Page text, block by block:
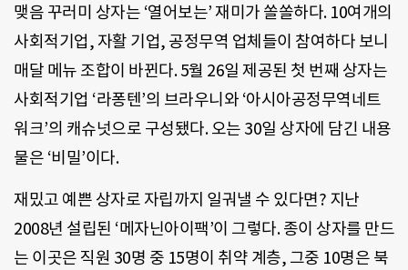
맺음 꾸러미 상자는 ‘열어보는’ 재미가 쏠쏠하다. 10여개의
사회적기업, 자활 기업, 공정무역 업체들이 참여하다 보니
매달 메뉴 조합이 바뀐다. 5월 26일 제공된 첫 번째 상자는
사회적기업 ‘라퐁텐’의 브라우니와 ‘아시아공정무역네트
워크’의 캐슈넛으로 구성됐다. 오는 30일 상자에 담긴 내용
물은 ‘비밀’이다.
재밌고 예쁜 상자로 자립까지 일궈낼 수 있다면? 지난
2008년 설립된 ‘메자닌아이팩’이 그렇다. 종이 상자를 만드
는 이곳은 직원 30명 중 15명이 취약 계층, 그중 10명은 북